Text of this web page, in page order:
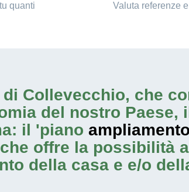
quanti
Valuta referenze
Collevecchio, che
del nostro Paese,
il 'piano
offre la possibilità
della casa e e/o